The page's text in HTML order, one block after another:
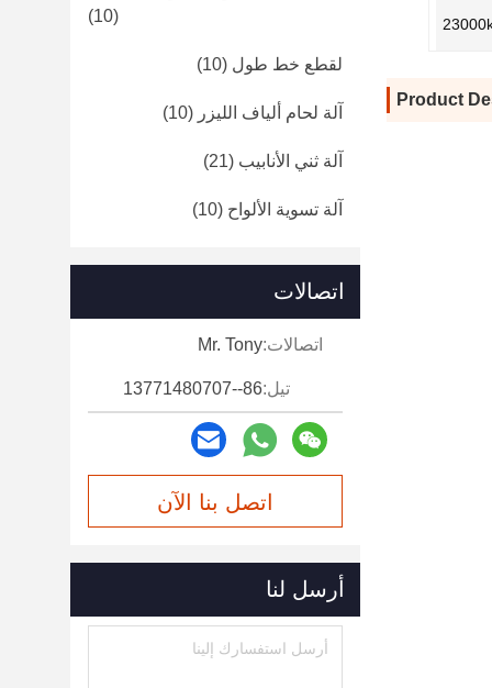
Product
(10)
لقطع خط طول (10)
آلة لحام ألياف الليزر (10)
آلة ثني الأنابيب (21)
آلة تسوية الألواح (10)
اتصالات
اتصالات:Mr. Tony
تيل:86--13771480707
اتصل بنا الآن
أرسل لنا